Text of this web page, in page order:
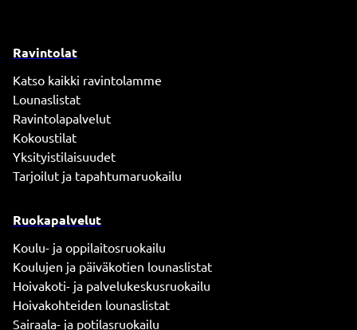
Ravintolat
Katso kaikki ravintolamme
Lounaslistat
Ravintolapalvelut
Kokoustilat
Yksityistilaisuudet
Tarjoilut ja tapahtumaruokailu
Ruokapalvelut
Koulu- ja oppilaitosruokailu
Koulujen ja päiväkotien lounaslistat
Hoivakoti- ja palvelukeskusruokailu
Hoivakohteiden lounaslistat
Sairaala- ja potilasruokailu